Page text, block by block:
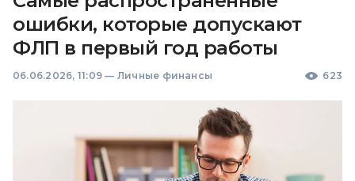
ошибки, которые допускают
ФЛП в первый год работы
06.06.2026, 11:09 — Личные финансы 623